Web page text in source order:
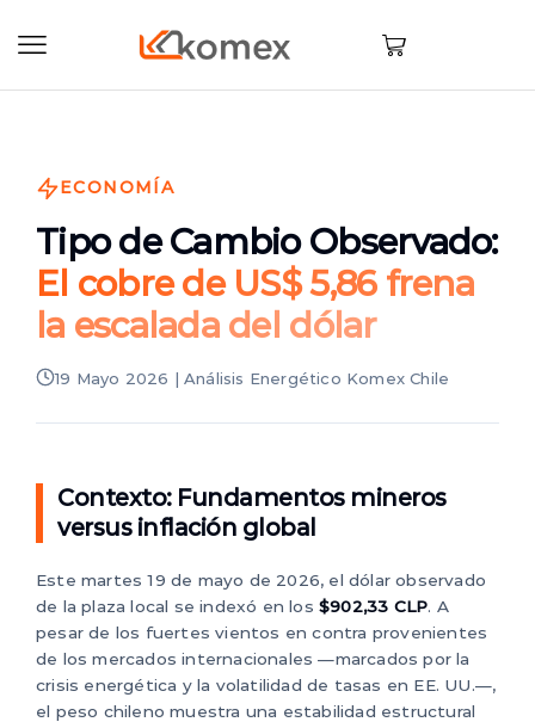
ECONOMÍA
Tipo de Cambio Observado:
El cobre de US$ 5,86 frena
la escalada del dólar
19 Mayo 2026 | Análisis Energético Komex Chile
Contexto: Fundamentos mineros
versus inflación global
Este martes 19 de mayo de 2026, el dólar observado
de la plaza local se indexó en los $902,33 CLP. A
pesar de los fuertes vientos en contra provenientes
de los mercados internacionales —marcados por la
crisis energética y la volatilidad de tasas en EE. UU.—,
el peso chileno muestra una estabilidad estructural